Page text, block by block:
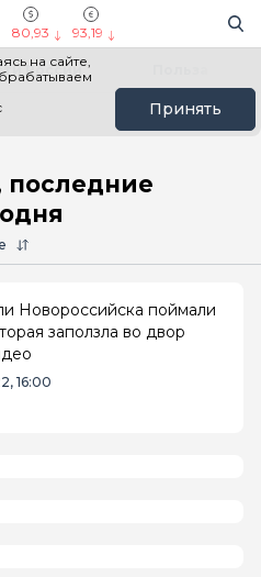
80,93 93,19
на сайте,
Принять
России
последние
Новороссийска поймали
заползла во двор
16:00